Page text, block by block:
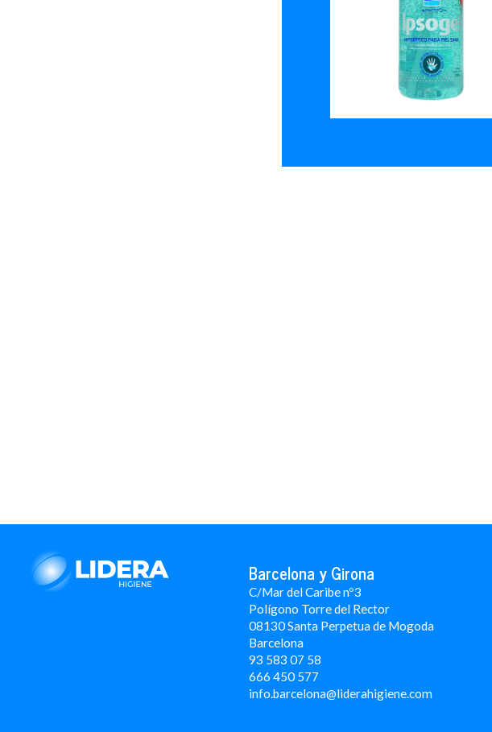
Barcelona y Girona
C/Mar del Caribe nº3
Polígono Torre del Rector
08130 Santa Perpetua de Mogoda
Barcelona
93 583 07 58
666 450 577
info.barcelona@liderahigiene.com